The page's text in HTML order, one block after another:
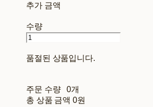
추가 금액
수량
품절된 상품입니다.
주문 수량
0개
총 상품 금액 0원